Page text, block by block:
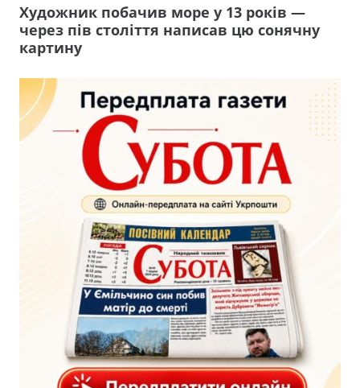
Художник побачив море у 13 років —
через пів століття написав цю сонячну
картину